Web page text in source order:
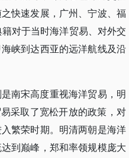
快速发展，广州、宁波、福
对于当时海洋贸易、对外交
峡到达西亚的远洋航线及沿
南宋高度重视海洋贸易，明
采取了宽松开放的政策，对
繁荣时期。明清两朝是海洋
到巅峰，郑和率领规模庞大